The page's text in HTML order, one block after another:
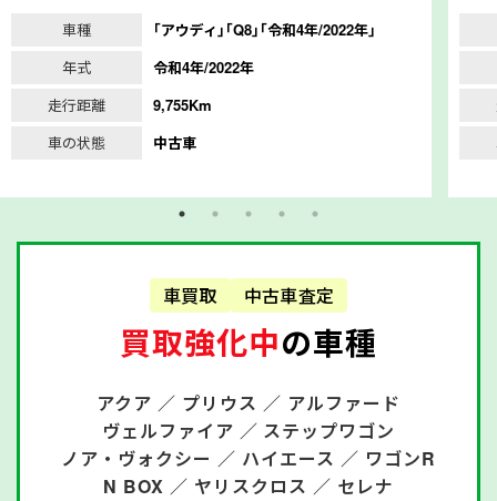
車種
｢アウディ｣｢Q8｣｢令和4年/2022年｣
年式
令和4年/2022年
走行距離
9,755Km
車の状態
中古車
車買取 中古車査定
買取強化中の車種
アクア ／ プリウス ／ アルファード
ヴェルファイア ／ ステップワゴン
ノア・ヴォクシー ／ ハイエース ／ ワゴンR
N BOX ／ ヤリスクロス ／ セレナ